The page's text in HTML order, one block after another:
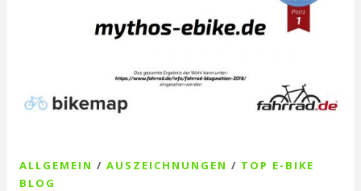
ALLGEMEIN / AUSZEICHNUNGEN / TOP E-BIKE
BLOG